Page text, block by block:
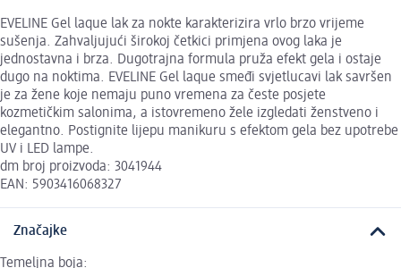
EVELINE Gel laque lak za nokte karakterizira vrlo brzo vrijeme
sušenja. Zahvaljujući širokoj četkici primjena ovog laka je
jednostavna i brza. Dugotrajna formula pruža efekt gela i ostaje
dugo na noktima. EVELINE Gel laque smeđi svjetlucavi lak savršen
je za žene koje nemaju puno vremena za česte posjete
kozmetičkim salonima, a istovremeno žele izgledati ženstveno i
elegantno. Postignite lijepu manikuru s efektom gela bez upotrebe
UV i LED lampe.
dm broj proizvoda: 3041944
EAN: 5903416068327
Značajke
Temeljna boja: